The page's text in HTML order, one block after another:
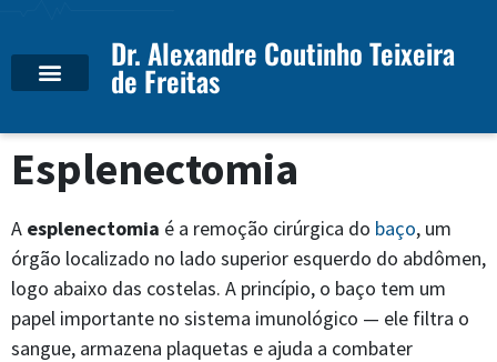
Dr. Alexandre Coutinho Teixeira
de Freitas
Esplenectomia
A esplenectomia é a remoção cirúrgica do baço, um
órgão localizado no lado superior esquerdo do abdômen,
logo abaixo das costelas. A princípio, o baço tem um
papel importante no sistema imunológico — ele filtra o
sangue, armazena plaquetas e ajuda a combater